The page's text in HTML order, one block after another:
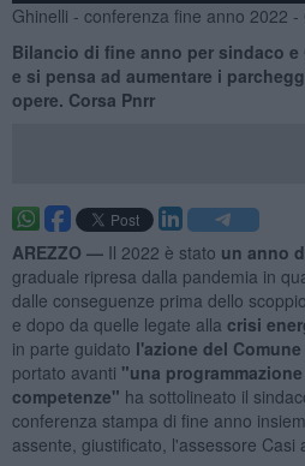
Ghinelli - conferenza fine anno 2022
Bilancio di fine anno per sindaco
e si pensa ad aumentare i
opere. Corsa Pnrr
AREZZO — Il 2022 è stato un anno
graduale ripresa dalla pandemia in
dalle conseguenze prima dello
e dopo da quelle legate alla crisi
in parte guidato l'azione del
portato avanti "una
competenze" ha sottolineato il
conferenza stampa di fine anno
assente, giustificato, l'assessore Casi